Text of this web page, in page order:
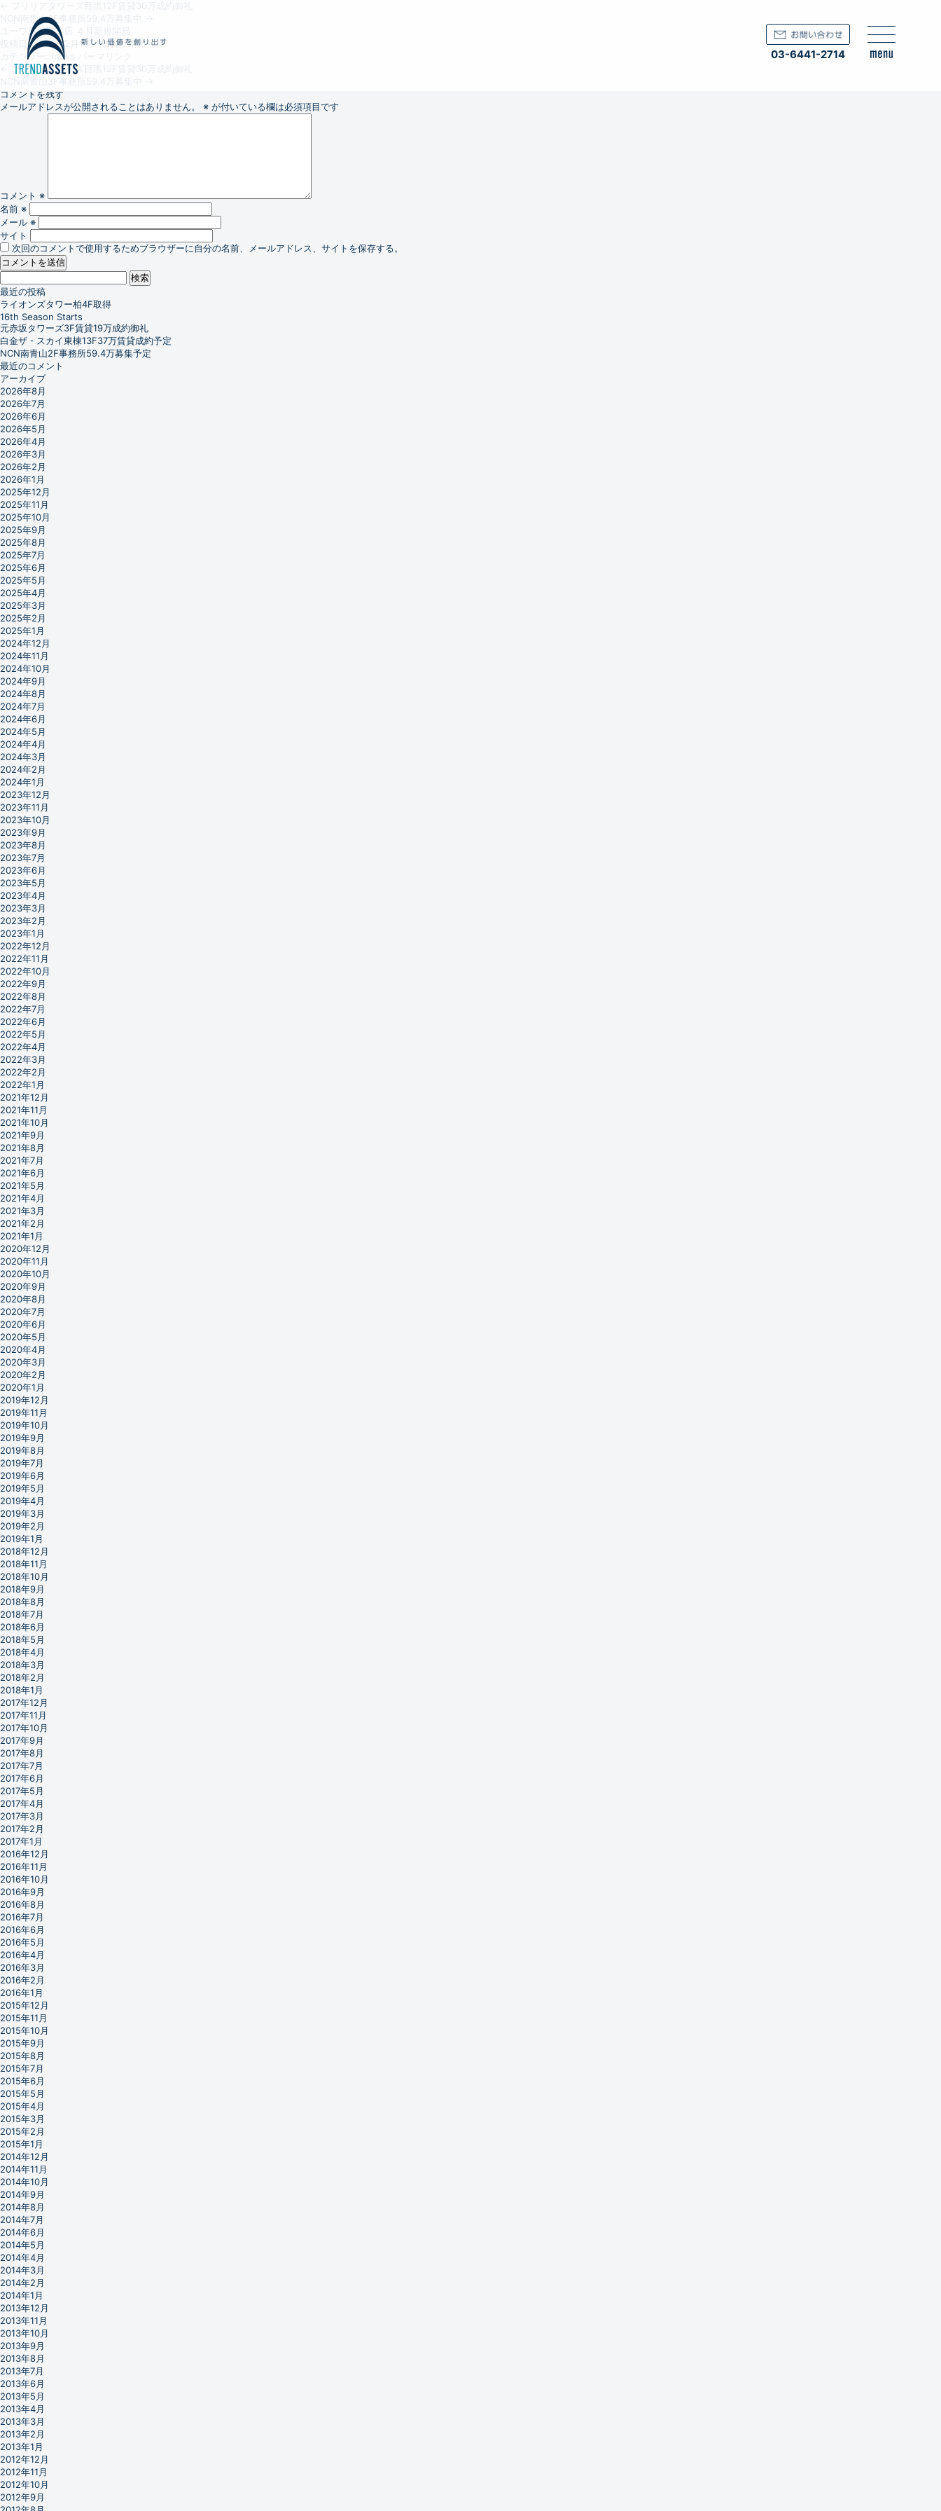
03-6441-2714
NCN南青山3F事務所59.4万募集中
ユーワ薬局東雲店 ４月新規開局
投稿日: 2026年2月1日 作成者: 木田社長
カテゴリー:
news
ブリリアタワーズ目黒12F賃貸30万成約御礼
コメントを残す
メールアドレスが公開されることはありません。
※ が付いている欄は必須項目です
コメント ※
名前 ※
メール ※
サイト
次回のコメントで使用するためブラウザーに自分の名前、メールアドレス、サイトを保存する。
検
索:
最近の投稿
ライオンズタワー柏4F取得
16th Season Starts
元赤坂タワーズ3F賃貸19万成約御礼
白金ザ・スカイ東棟13F37万賃貸成約予定
NCN南青山2F事務所59.4万募集予定
最近のコメント
アーカイブ
2026年8月
2026年7月
2026年6月
2026年5月
2026年4月
2026年3月
2026年2月
2026年1月
2025年12月
2025年11月
2025年10月
2025年9月
2025年8月
2025年7月
2025年6月
2025年5月
2025年4月
2025年3月
2025年2月
2025年1月
2024年12月
2024年11月
2024年10月
2024年9月
2024年8月
2024年7月
2024年6月
2024年5月
2024年4月
2024年3月
2024年2月
2024年1月
2023年12月
2023年11月
2023年10月
2023年9月
2023年8月
2023年7月
2023年6月
2023年5月
2023年4月
2023年3月
2023年2月
2023年1月
2022年12月
2022年11月
2022年10月
2022年9月
2022年8月
2022年7月
2022年6月
2022年5月
2022年4月
2022年3月
2022年2月
2022年1月
2021年12月
2021年11月
2021年10月
2021年9月
2021年8月
2021年7月
2021年6月
2021年5月
2021年4月
2021年3月
2021年2月
2021年1月
2020年12月
2020年11月
2020年10月
2020年9月
2020年8月
2020年7月
2020年6月
2020年5月
2020年4月
2020年3月
2020年2月
2020年1月
2019年12月
2019年11月
2019年10月
2019年9月
2019年8月
2019年7月
2019年6月
2019年5月
2019年4月
2019年3月
2019年2月
2019年1月
2018年12月
2018年11月
2018年10月
2018年9月
2018年8月
2018年7月
2018年6月
2018年5月
2018年4月
2018年3月
2018年2月
2018年1月
2017年12月
2017年11月
2017年10月
2017年9月
2017年8月
2017年7月
2017年6月
2017年5月
2017年4月
2017年3月
2017年2月
2017年1月
2016年12月
2016年11月
2016年10月
2016年9月
2016年8月
2016年7月
2016年6月
2016年5月
2016年4月
2016年3月
2016年2月
2016年1月
2015年12月
2015年11月
2015年10月
2015年9月
2015年8月
2015年7月
2015年6月
2015年5月
2015年4月
2015年3月
2015年2月
2015年1月
2014年12月
2014年11月
2014年10月
2014年9月
2014年8月
2014年7月
2014年6月
2014年5月
2014年4月
2014年3月
2014年2月
2014年1月
2013年12月
2013年11月
2013年10月
2013年9月
2013年8月
2013年7月
2013年6月
2013年5月
2013年4月
2013年3月
2013年2月
2013年1月
2012年12月
2012年11月
2012年10月
2012年9月